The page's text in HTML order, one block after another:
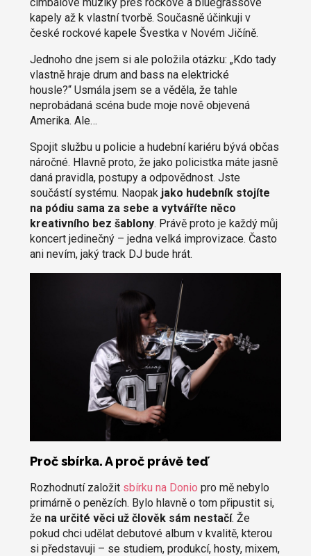
kapely až k vlastní tvorbě. Současně účinkuji v
české rockové kapele Švestka v Novém Jičíně.
Jednoho dne jsem si ale položila otázku: „Kdo tady
vlastně hraje drum and bass na elektrické
housle?“ Usmála jsem se a věděla, že tahle
neprobádaná scéna bude moje nově objevená
Amerika. Ale…
Spojit službu u policie a hudební kariéru bývá občas
náročné. Hlavně proto, že jako policistka máte jasně
daná pravidla, postupy a odpovědnost. Jste
součástí systému. Naopak jako hudebník stojíte
na pódiu sama za sebe a vytváříte něco
kreativního bez šablony. Právě proto je každý můj
koncert jedinečný – jedna velká improvizace. Často
ani nevím, jaký track DJ bude hrát.
Proč sbírka. A proč právě teď
Rozhodnutí založit sbírku na Donio pro mě nebylo
primárně o penězích. Bylo hlavně o tom připustit si,
že na určité věci už člověk sám nestačí. Že
pokud chci udělat debutové album v kvalitě, kterou
si představuji – se studiem, produkcí, hosty, mixem,